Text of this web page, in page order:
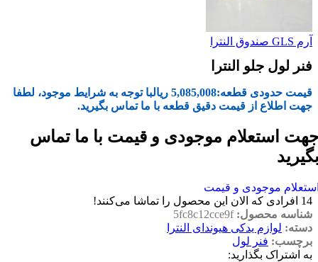
آرم GLS صندوق النترا
فنر لول جلو النترا
قیمت حدودی قطعه:5,085,008 ریالبا توجه به شرایط موجود، لطفا
جهت اطلاع از قیمت دقیق قطعه با ما تماس بگیرید.
استعلام موجودی و قیمت با ما تماس
موجودی و قیمت
14 افرادی که الان این محصول را تماشا می‌کنند!
شناسه محصول:5fc8c12cce9f
دسته: لوازم یدکی هیوندای النترا
برچسب: فنر لول
به اشتراک بگذارید: